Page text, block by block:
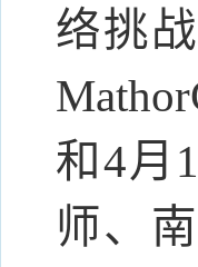
络挑
和4月
师、